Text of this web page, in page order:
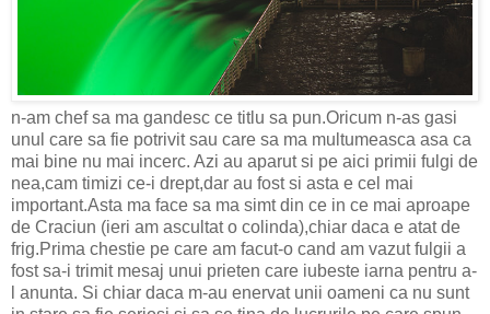
n-am chef sa ma gandesc ce titlu sa pun.Oricum n-as gasi
unul care sa fie potrivit sau care sa ma multumeasca asa ca
mai bine nu mai incerc. Azi au aparut si pe aici primii fulgi de
nea,cam timizi ce-i drept,dar au fost si asta e cel mai
important.Asta ma face sa ma simt din ce in ce mai aproape
de Craciun (ieri am ascultat o colinda),chiar daca e atat de
frig.Prima chestie pe care am facut-o cand am vazut fulgii a
fost sa-i trimit mesaj unui prieten care iubeste iarna pentru a-
l anunta. Si chiar daca m-au enervat unii oameni ca nu sunt